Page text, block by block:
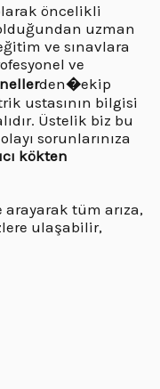
öncelikli
uzman
ve sınavlara
ve
den�ekip
ustasının bilgisi
Üstelik biz bu
sorunlarınıza
kökten
tüm arıza,
ulaşabilir,